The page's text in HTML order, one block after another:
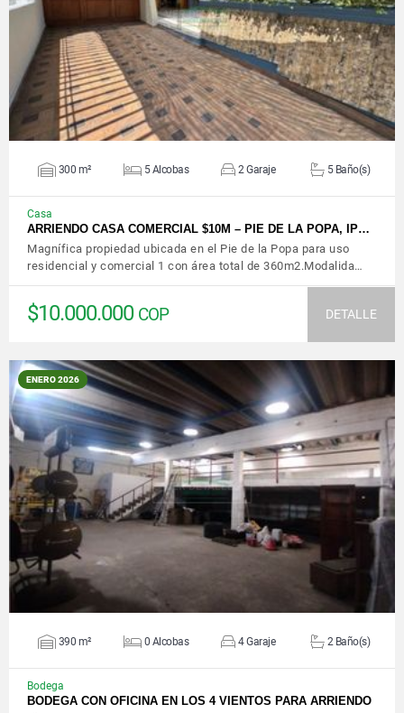
VER DETALLES
300 m² 5 Alcobas 2 Garaje 5 Baño(s)
Casa
ARRIENDO CASA COMERCIAL $10M – PIE DE LA POPA, IP…
Magnífica propiedad ubicada en el Pie de la Popa para uso
residencial y comercial 1 con área total de 360m2.Modalida…
$10.000.000 COP DETALLE
ENERO 2026
VER DETALLES
390 m² 0 Alcobas 4 Garaje 2 Baño(s)
Bodega
BODEGA CON OFICINA EN LOS 4 VIENTOS PARA ARRIENDO